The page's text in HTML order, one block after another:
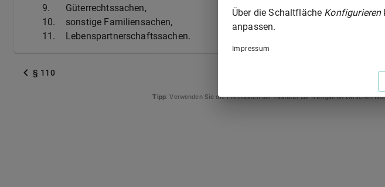
9.
Güterrechtssachen,
10.
sonstige Familiensachen,
11.
Lebenspartnerschaftssachen.
§ 110
Tipp: Verwenden Sie die Pfeiltasten der Tastatur zur Navigation zwischen
Über die Schaltfläche Konfigurieren
anpassen.
Impressum